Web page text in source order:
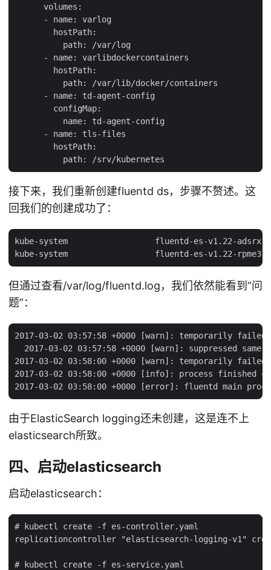
      volumes:
      - name: varlog
        hostPath:
          path: /var/log
      - name: varlibdockercontainers
        hostPath:
          path: /var/lib/docker/containers
      - name: td-agent-config
        configMap:
          name: td-agent-config
      - name: tls-files
        hostPath:
接下来，我们重新创建fluentd ds，步骤不赘述。这
回我们的创建成功了：
kube-system                  fluentd-es-v1.22-
但通过查看/var/log/fluentd.log，我们依然能看到“问
题”：
2017-03-02 03:57:58 +0000 [warn]: temporarily
2017-03-02 03:57:58 +0000 [warn]: suppressed same
2017-03-02 03:58:00 +0000 [warn]: temporarily
2017-03-02 03:58:00 +0000 [info]: process finished
由于ElasticSearch logging还未创建，这是连不上
elasticsearch所致。
四、启动elasticsearch
启动elasticsearch：
# kubectl create -f es-controller.yaml
replicationcontroller "elasticsearch-logging-v1"
# kubectl create -f es-service.yaml